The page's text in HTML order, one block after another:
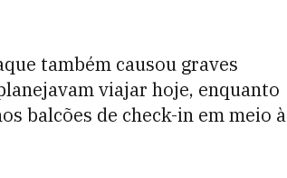
também causou graves
viajar hoje, enquanto
balcões de check-in em meio à